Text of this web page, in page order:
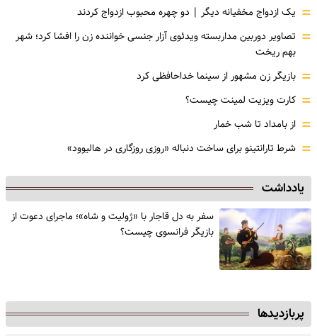
= یک ازدواج مخفیانه دیگر | دو چهره محبوب ازدواج کردند
= تصاویر دوربین مداربسته ویدئوی آزار جنسی خواننده زن را افشا کرد؛ شهر
بهم ریخت
= بازیگر زن مشهور از سینما خداحافظی کرد
= کارت ویزیت لمینت چیست؟
= از بامداد تا شب خمار
= شرط تارانتینو برای ساخت دنباله «روزی روزگاری در هالیوود»
یادداشت
سفر به دل قاجار با «ژولیت و شاه»؛ ماجرای دعوت از
‌بازیگر فرانسوی چیست؟
پربازدیدها